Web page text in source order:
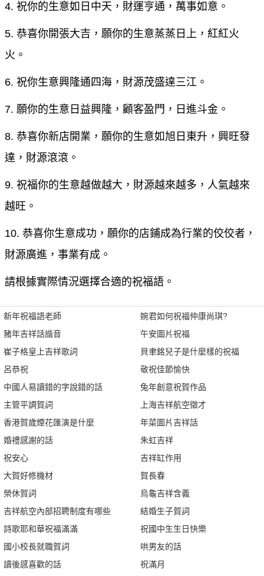
4. 祝你的生意如日中天，財運亨通，萬事如意。
5. 恭喜你開張大吉，願你的生意蒸蒸日上，紅紅火
火。
6. 祝你生意興隆通四海，財源茂盛達三江。
7. 願你的生意日益興隆，顧客盈門，日進斗金。
8. 恭喜你新店開業，願你的生意如旭日東升，興旺發
達，財源滾滾。
9. 祝福你的生意越做越大，財源越來越多，人氣越來
越旺。
10. 恭喜你生意成功，願你的店鋪成為行業的佼佼者，
財源廣進，事業有成。
請根據實際情況選擇合適的祝福語。
新年祝福語老師
豬年吉祥話諧音
崔子格皇上吉祥歌詞
呂恭祝
中國人易讀錯的字說錯的話
主管平調賀詞
香港賀歲煙花匯演是什麼
婚禮感謝的話
祝安心
大賀好修機材
榮休賀詞
吉祥航空內部招聘制度有哪些
詩歌耶和華祝福滿滿
國小校長就職賀詞
讀後感喜歡的話
婉君如何祝福仲康尚琪?
午安圖片祝福
貝聿銘兒子是什麼樣的祝福
敬祝佳節愉快
兔年創意祝賀作品
上海吉祥航空徵才
年菜圖片吉祥話
朱虹吉祥
吉祥缸作用
賀長春
烏龜吉祥含義
結婚生子賀詞
祝國中生生日快樂
哄男友的話
祝滿月